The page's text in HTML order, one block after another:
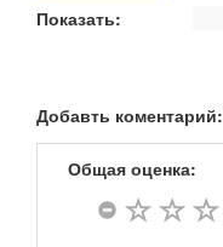
Показать:
Добавть коментарий:
Общая оценка: